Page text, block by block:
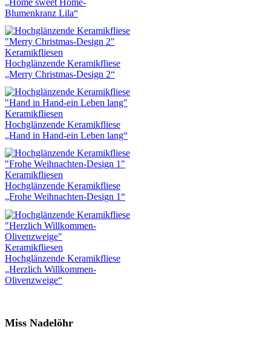
Blumenkranz Lila“
Keramikfliesen
Hochglänzende Keramikfliese
„Merry Christmas-Design 2“
Keramikfliesen
Hochglänzende Keramikfliese
„Hand in Hand-ein Leben lang“
Keramikfliesen
Hochglänzende Keramikfliese
„Frohe Weihnachten-Design 1“
Keramikfliesen
Hochglänzende Keramikfliese
„Herzlich Willkommen-
Olivenzweige“
Miss Nadelöhr